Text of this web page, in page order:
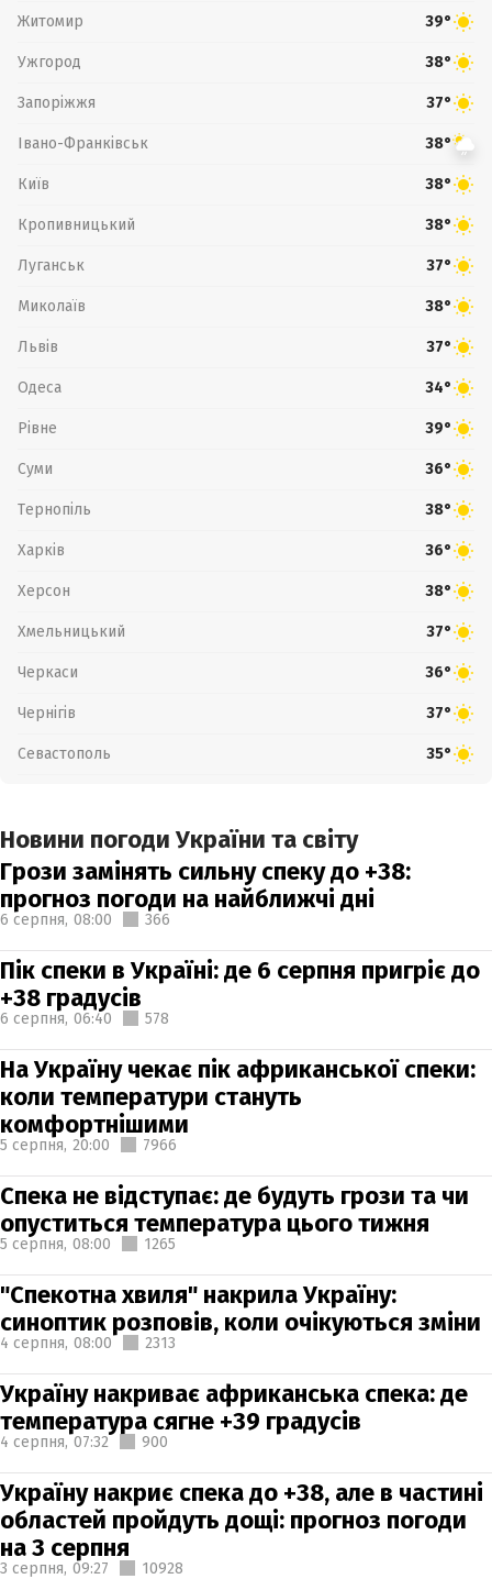
Житомир 39°
Ужгород 38°
Запоріжжя 37°
Івано-Франківськ 38°
Київ 38°
Кропивницький 38°
Луганськ 37°
Миколаїв 38°
Львів 37°
Одеса 34°
Рівне 39°
Суми 36°
Тернопіль 38°
Харків 36°
Херсон 38°
Хмельницький 37°
Черкаси 36°
Чернігів 37°
Севастополь 35°
Новини погоди України та світу
Грози замінять сильну спеку до +38:
прогноз погоди на найближчі дні
6 серпня, 08:00 366
Пік спеки в Україні: де 6 серпня пригріє до
+38 градусів
6 серпня, 06:40 578
На Україну чекає пік африканської спеки:
коли температури стануть
комфортнішими
5 серпня, 20:00 7966
Спека не відступає: де будуть грози та чи
опуститься температура цього тижня
5 серпня, 08:00 1265
"Спекотна хвиля" накрила Україну:
синоптик розповів, коли очікуються зміни
4 серпня, 08:00 2313
Україну накриває африканська спека: де
температура сягне +39 градусів
4 серпня, 07:32 900
Україну накриє спека до +38, але в частині
областей пройдуть дощі: прогноз погоди
на 3 серпня
3 серпня, 09:27 10928